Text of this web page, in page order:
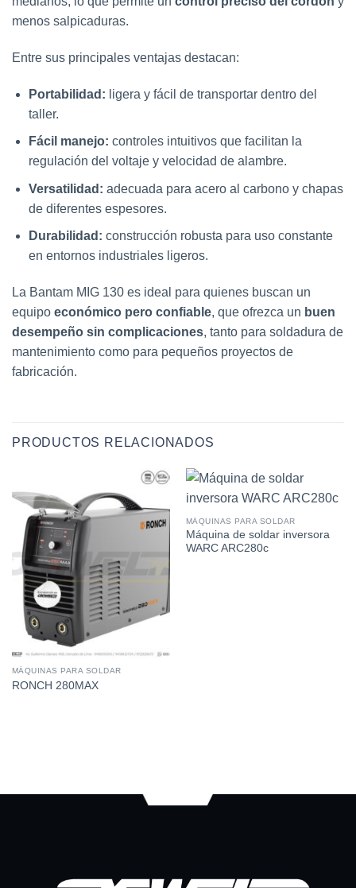
menos salpicaduras.
Entre sus principales ventajas destacan:
Portabilidad: ligera y fácil de transportar dentro del
taller.
Fácil manejo: controles intuitivos que facilitan la
regulación del voltaje y velocidad de alambre.
Versatilidad: adecuada para acero al carbono y chapas
de diferentes espesores.
Durabilidad: construcción robusta para uso constante
en entornos industriales ligeros.
La Bantam MIG 130 es ideal para quienes buscan un
equipo económico pero confiable, que ofrezca un buen
desempeño sin complicaciones, tanto para soldadura de
mantenimiento como para pequeños proyectos de
fabricación.
PRODUCTOS RELACIONADOS
MÁQUINAS PARA SOLDAR
RONCH 280MAX
MÁQUINAS PARA SOLDAR
Máquina de soldar inversora
WARC ARC280c